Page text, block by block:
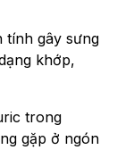
tính gây sưng
khớp,
trong
gặp ở ngón